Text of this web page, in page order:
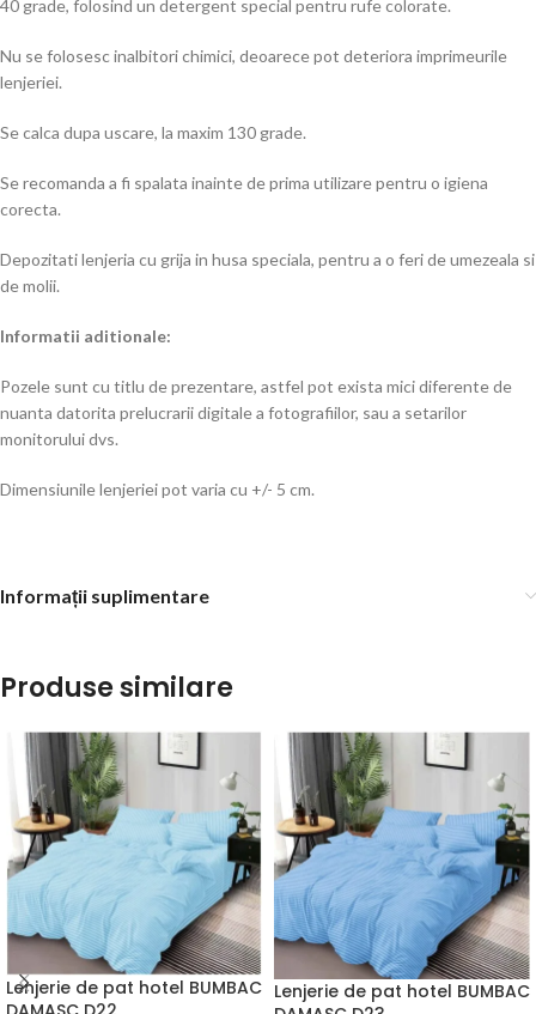
40 grade, folosind un detergent special pentru rufe colorate.
Nu se folosesc inalbitori chimici, deoarece pot deteriora imprimeurile
lenjeriei.
Se calca dupa uscare, la maxim 130 grade.
Se recomanda a fi spalata inainte de prima utilizare pentru o igiena
corecta.
Depozitati lenjeria cu grija in husa speciala, pentru a o feri de umezeala si
de molii.
Informatii aditionale:
Pozele sunt cu titlu de prezentare, astfel pot exista mici diferente de
nuanta datorita prelucrarii digitale a fotografiilor, sau a setarilor
monitorului dvs.
Dimensiunile lenjeriei pot varia cu +/- 5 cm.
Informații suplimentare
Produse similare
Lenjerie de pat hotel BUMBAC Lenjerie de pat hotel BUMBAC